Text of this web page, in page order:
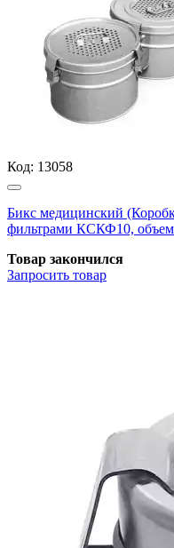
Код: 13058
Бикс медицинский
фильтрами КСКФ10,
Товар закончился
Запросить товар